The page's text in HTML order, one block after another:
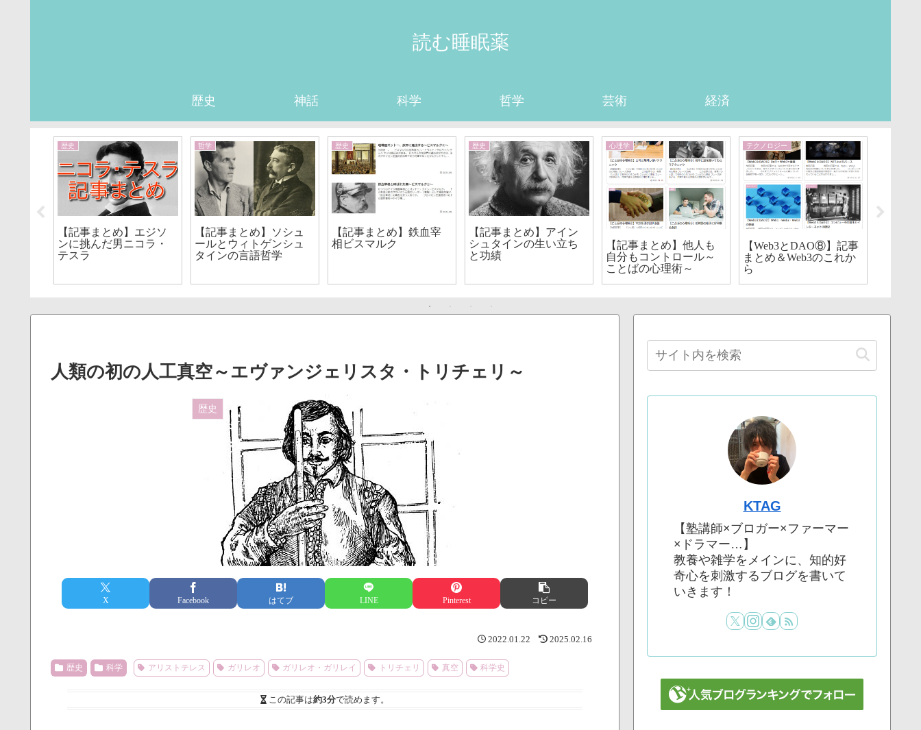
読む睡眠薬
歴史 神話 科学 哲学 芸術 経済
歴史
【記事まとめ】エジソ
ンに挑んだ男ニコラ・
テスラ
哲学
【記事まとめ】ソシュ
ールとウィトゲンシュ
タインの言語哲学
歴史
【記事まとめ】鉄血宰
相ビスマルク
歴史
【記事まとめ】アイン
シュタインの生い立ち
と功績
心理学
【記事まとめ】他人も
自分もコントロール～
ことばの心理術～
テクノロジー
【Web3とDAO⑧】記事
まとめ＆Web3のこれか
ら
人類の初の人工真空～エヴァンジェリスタ・トリチェリ～
歴史
X Facebook はてブ LINE Pinterest コピー
2022.01.22 2025.02.16
歴史 科学 アリストテレス ガリレオ ガリレオ・ガリレイ トリチェリ 真空 科学史
この記事は約3分で読めます。
KTAG
【塾講師×ブロガー×ファーマー
×ドラマー…】
教養や雑学をメインに、知的好
奇心を刺激するブログを書いて
いきます！